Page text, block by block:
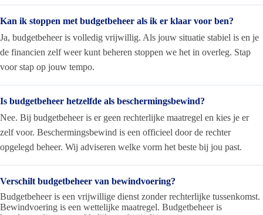
Kan ik stoppen met budgetbeheer als ik er klaar voor ben?
Ja, budgetbeheer is volledig vrijwillig. Als jouw situatie stabiel is en je
de financien zelf weer kunt beheren stoppen we het in overleg. Stap
voor stap op jouw tempo.
Is budgetbeheer hetzelfde als beschermingsbewind?
Nee. Bij budgetbeheer is er geen rechterlijke maatregel en kies je er
zelf voor. Beschermingsbewind is een officieel door de rechter
opgelegd beheer. Wij adviseren welke vorm het beste bij jou past.
Verschilt budgetbeheer van bewindvoering?
Budgetbeheer is een vrijwillige dienst zonder rechterlijke tussenkomst.
Bewindvoering is een wettelijke maatregel. Budgetbeheer is